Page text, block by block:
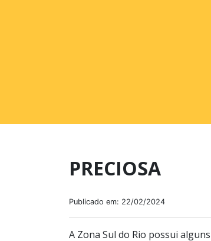
PRECIOSA
Publicado em: 22/02/2024
A Zona Sul do Rio possui